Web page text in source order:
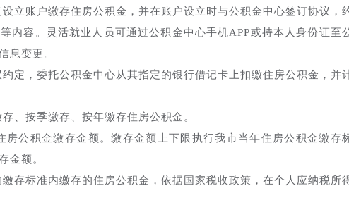
立账户缴存住房公积金，并在账户设立时与公积金中心签订协议，
内容。灵活就业人员可通过公积金中心手机APP或持本人身份证至
息变更。
定，委托公积金中心从其指定的银行借记卡上扣缴住房公积金，并
、按季缴存、按年缴存住房公积金。
公积金缴存金额。缴存金额上下限执行我市当年住房公积金缴存
金额。
存标准内缴存的住房公积金，依据国家税收政策，在个人应纳税所